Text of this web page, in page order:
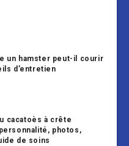
un hamster peut-il courir
d’entretien
cacatoès à crête
photos,
de soins